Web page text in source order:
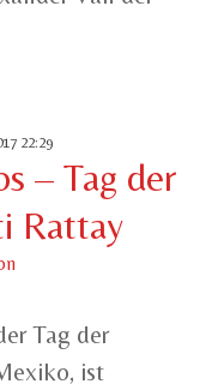
22:29
– Tag der
Rattay
Tag der
ist